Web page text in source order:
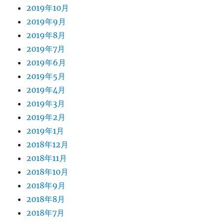
2019年10月
2019年9月
2019年8月
2019年7月
2019年6月
2019年5月
2019年4月
2019年3月
2019年2月
2019年1月
2018年12月
2018年11月
2018年10月
2018年9月
2018年8月
2018年7月